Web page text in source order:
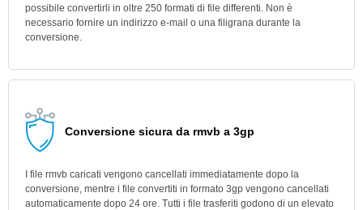
possibile convertirli in oltre 250 formati di file differenti. Non è
necessario fornire un indirizzo e-mail o una filigrana durante la
conversione.
Conversione sicura da rmvb a 3gp
I file rmvb caricati vengono cancellati immediatamente dopo la
conversione, mentre i file convertiti in formato 3gp vengono cancellati
automaticamente dopo 24 ore. Tutti i file trasferiti godono di un elevato